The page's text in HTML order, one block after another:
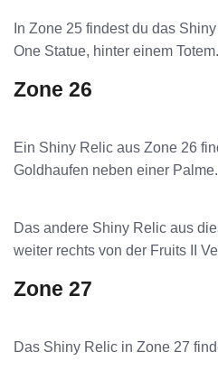
In Zone 25 findest du das
One Statue, hinter einem Totem.
Zone 26
Ein Shiny Relic aus Zone 26
Goldhaufen neben einer Palme.
Das andere Shiny Relic aus
weiter rechts von der Fruits II
Zone 27
Das Shiny Relic in Zone 27